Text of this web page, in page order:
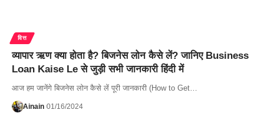
वित्त
व्यापार ऋण क्या होता है? बिजनेस लोन कैसे लें? जानिए Business
Loan Kaise Le से जुड़ी सभी जानकारी हिंदी में
आज हम जानेंगे बिजनेस लोन कैसे लें पूरी जानकारी (How to Get…
Ainain 01/16/2024